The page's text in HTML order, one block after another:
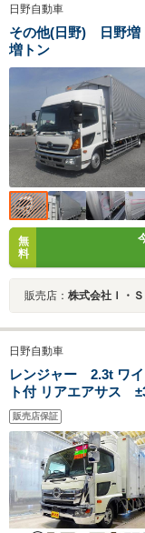
日野自動車
その他(日野) 日野増
増トン
無
料
販売店： 株式会社Ｉ・Ｓ
日野自動車
レンジャー 2.3t ワ
ト付 リアエアサス
PG/1000kg 長
ー 床キーストン 左
段/ベルト2個 水抜
販売店保証